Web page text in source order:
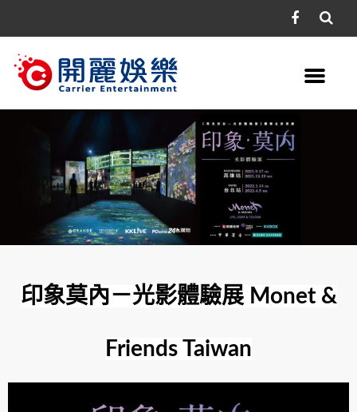
印象莫內－光影體驗展 Monet &
Friends Taiwan